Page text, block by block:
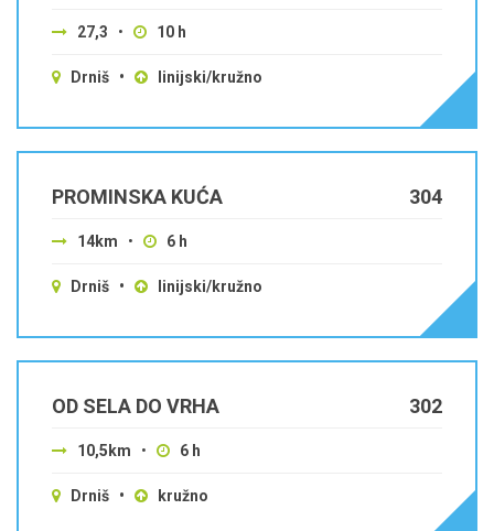
27,3 • 10 h
Drniš • linijski/kružno
304
PROMINSKA KUĆA
14km • 6 h
Drniš • linijski/kružno
302
OD SELA DO VRHA
10,5km • 6 h
Drniš • kružno